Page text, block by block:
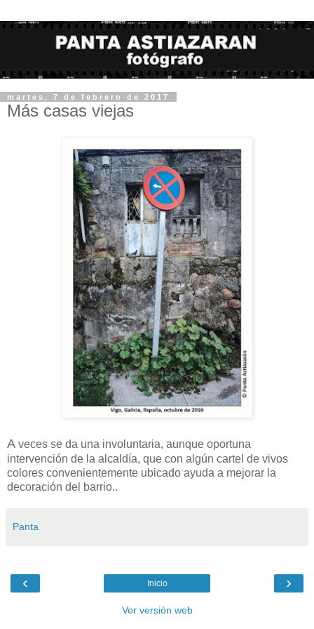
martes, 7 de febrero de 2017
Más casas viejas
A veces se da una involuntaria, aunque oportuna
intervención de la alcaldía, que con algún cartel de vivos
colores convenientemente ubicado ayuda a mejorar la
decoración del barrio..
Panta
‹ ›
Inicio
Ver versión web